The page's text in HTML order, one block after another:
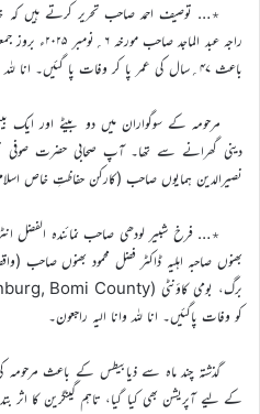
٭… توصیف احمد صاحب تحریر کرتے ہیں کہ
راجہ عبد
باعث ۴۷؍سال کی عمر پا کر وفات پا گئیں۔ انا للہ وانا الیہ راجعون
مرحومہ کے سوگواران میں دو بیٹے اور ایک
دینی گھرانے سے تھا۔ آپ صحابی حضرت صوفی
نصیرالدین ہمایوں صاحب (کارکن حفاظتِ خاص
٭… فرخ شبیر لودھی صاحب نمائندہ الفضل
بھنوں صاحبہ اہلیہ ڈاکٹر فضل محمود بھنوں صاحب
کو وفات پاگئیں۔ انا للہ وانا الیہ راجعون۔
گذشتہ چند ماہ سے ذیابیطس کے باعث
کے لیے آپریشن بھی کیا گیا، تاہم گینگرین کا اثر